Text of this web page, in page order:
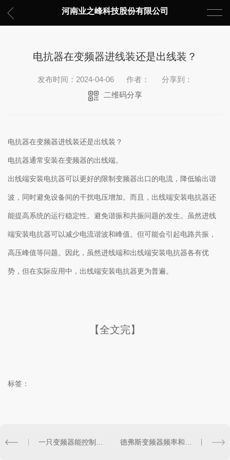
河南业之峰科技股份有限公司
电抗器在变频器进线装还是出线装？
发布时间：2024-04-06 作者：
分享到：
二维码分享
电抗器在变频器进线装还是出线装？
电抗器通常安装在变频器的出线端。
出线端安装电抗器可以更好的限制变频器出口的电流，降低输出谐
波，同时避免设备间的干扰电压增加。而且，出线端安装电抗器还
能提高系统的运行稳定性。避免谐振和共振问题的发生。虽然进线
端安装电抗器可以减少电流谐波和峰值。但可能会引起电路共振，
高压峰值等问题。因此，虽然进线端和出线端安装电抗器各有优
势，但在实际应用中，出线端安装电抗器更为普遍。
【全文完】
标签：